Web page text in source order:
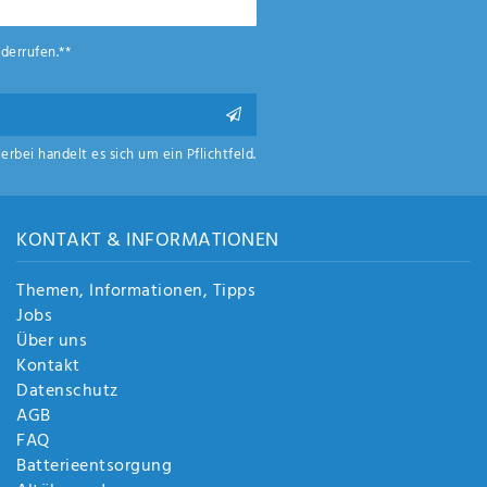
handelt es sich um ein Pflichtfeld.
KONTAKT & INFORMATIONEN
Themen, Informationen, Tipps
Jobs
Über uns
Kontakt
Datenschutz
AGB
FAQ
Batterieentsorgung